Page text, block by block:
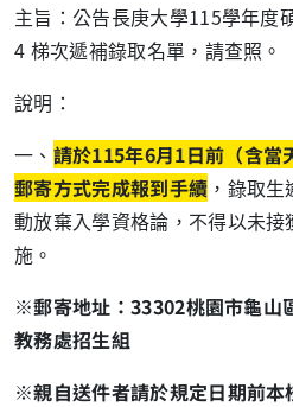
主旨：公告長庚大學115學年度
4 梯次遞補錄取名單，請查照。
說明：
一、 請於115年6月1日前（含當
郵寄方式完成報到手續 ，錄取
動放棄入學資格論，不得以未
施。
※郵寄地址： 33302桃園市龜山
教務處招生組
※親自送件者請於規定日期前本